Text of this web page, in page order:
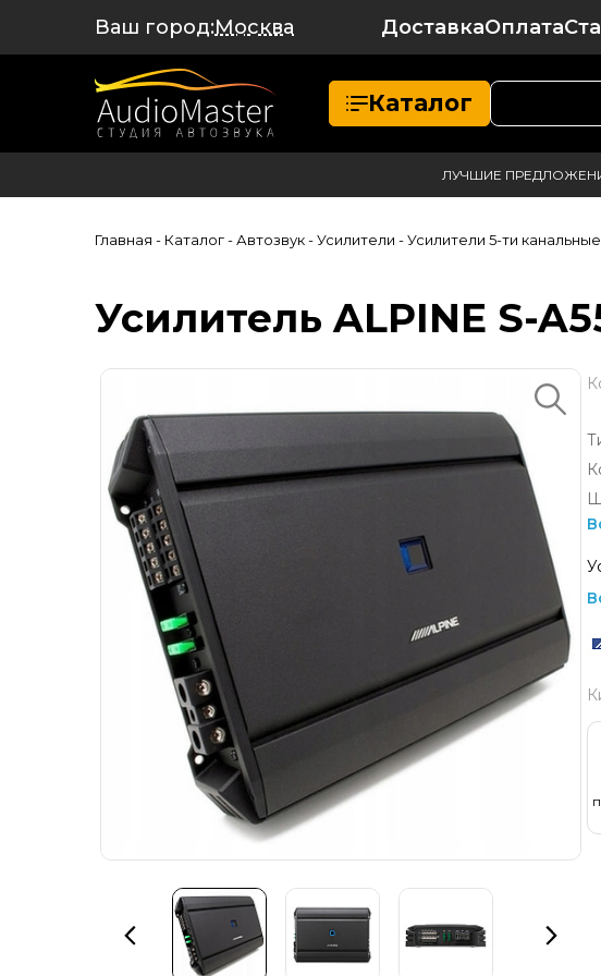
Ваш город:Москва ДоставкаОплата
Каталог
ЛУЧШИЕ
Главная - Каталог- Автозвук- Усилители - Усилители 5-ти канальные
Усилитель ALPINE S-